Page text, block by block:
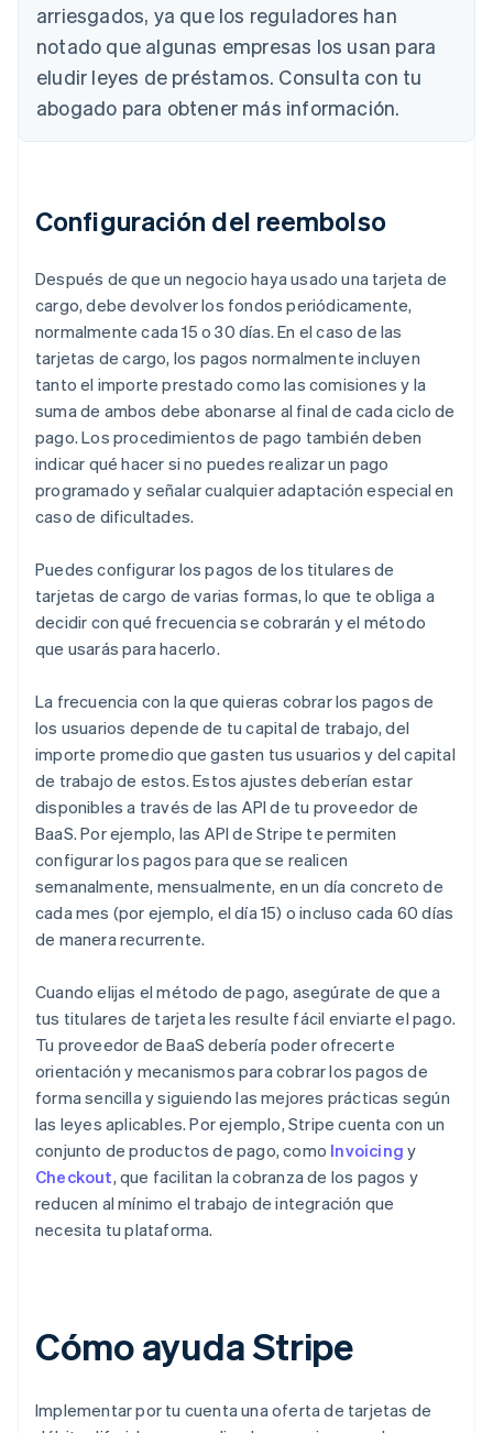
arriesgados, ya que los reguladores han
notado que algunas empresas los usan para
eludir leyes de préstamos. Consulta con tu
abogado para obtener más información.
Configuración del reembolso
Después de que un negocio haya usado una tarjeta de
cargo, debe devolver los fondos periódicamente,
normalmente cada 15 o 30 días. En el caso de las
tarjetas de cargo, los pagos normalmente incluyen
tanto el importe prestado como las comisiones y la
suma de ambos debe abonarse al final de cada ciclo de
pago. Los procedimientos de pago también deben
indicar qué hacer si no puedes realizar un pago
programado y señalar cualquier adaptación especial en
caso de dificultades.
Puedes configurar los pagos de los titulares de
tarjetas de cargo de varias formas, lo que te obliga a
decidir con qué frecuencia se cobrarán y el método
que usarás para hacerlo.
La frecuencia con la que quieras cobrar los pagos de
los usuarios depende de tu capital de trabajo, del
importe promedio que gasten tus usuarios y del capital
de trabajo de estos. Estos ajustes deberían estar
disponibles a través de las API de tu proveedor de
BaaS. Por ejemplo, las API de Stripe te permiten
configurar los pagos para que se realicen
semanalmente, mensualmente, en un día concreto de
cada mes (por ejemplo, el día 15) o incluso cada 60 días
de manera recurrente.
Cuando elijas el método de pago, asegúrate de que a
tus titulares de tarjeta les resulte fácil enviarte el pago.
Tu proveedor de BaaS debería poder ofrecerte
orientación y mecanismos para cobrar los pagos de
forma sencilla y siguiendo las mejores prácticas según
las leyes aplicables. Por ejemplo, Stripe cuenta con un
conjunto de productos de pago, como Invoicing y
Checkout, que facilitan la cobranza de los pagos y
reducen al mínimo el trabajo de integración que
necesita tu plataforma.
Cómo ayuda Stripe
Implementar por tu cuenta una oferta de tarjetas de